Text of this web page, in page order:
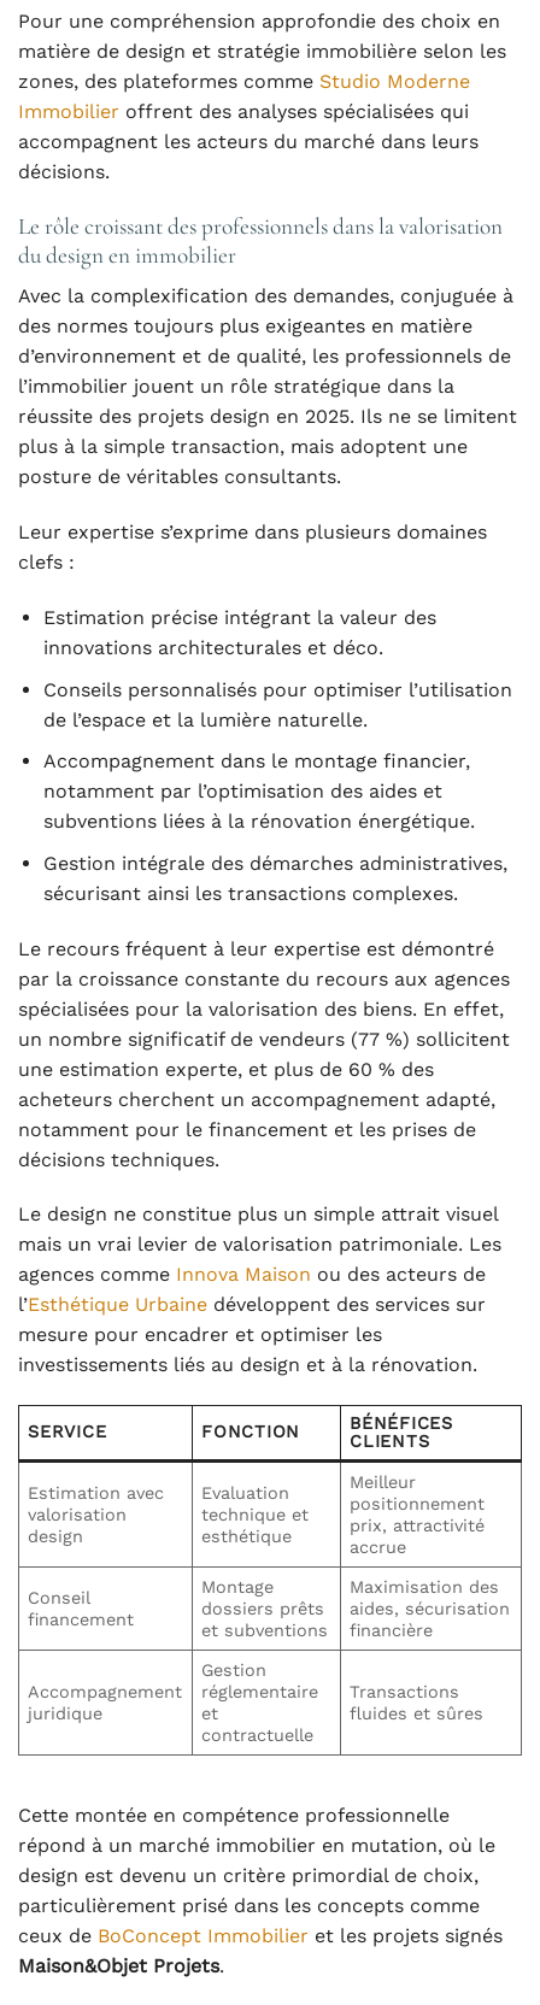
Pour une compréhension approfondie des choix en
matière de design et stratégie immobilière selon les
zones, des plateformes comme Studio Moderne
Immobilier offrent des analyses spécialisées qui
accompagnent les acteurs du marché dans leurs
décisions.
Le rôle croissant des professionnels dans la valorisation
du design en immobilier
Avec la complexification des demandes, conjuguée à
des normes toujours plus exigeantes en matière
d’environnement et de qualité, les professionnels de
l’immobilier jouent un rôle stratégique dans la
réussite des projets design en 2025. Ils ne se limitent
plus à la simple transaction, mais adoptent une
posture de véritables consultants.
Leur expertise s’exprime dans plusieurs domaines
clefs :
Estimation précise intégrant la valeur des
innovations architecturales et déco.
Conseils personnalisés pour optimiser l’utilisation
de l’espace et la lumière naturelle.
Accompagnement dans le montage financier,
notamment par l’optimisation des aides et
subventions liées à la rénovation énergétique.
Gestion intégrale des démarches administratives,
sécurisant ainsi les transactions complexes.
Le recours fréquent à leur expertise est démontré
par la croissance constante du recours aux agences
spécialisées pour la valorisation des biens. En effet,
un nombre significatif de vendeurs (77 %) sollicitent
une estimation experte, et plus de 60 % des
acheteurs cherchent un accompagnement adapté,
notamment pour le financement et les prises de
décisions techniques.
Le design ne constitue plus un simple attrait visuel
mais un vrai levier de valorisation patrimoniale. Les
agences comme Innova Maison ou des acteurs de
l’Esthétique Urbaine développent des services sur
mesure pour encadrer et optimiser les
investissements liés au design et à la rénovation.
SERVICE FONCTION
BÉNÉFICES
CLIENTS
Estimation avec
valorisation
design
Evaluation
technique et
esthétique
Meilleur
positionnement
prix, attractivité
accrue
Conseil
financement
Montage
dossiers prêts
et subventions
Maximisation des
aides, sécurisation
financière
Accompagnement
juridique
Gestion
réglementaire
et
contractuelle
Transactions
fluides et sûres
Cette montée en compétence professionnelle
répond à un marché immobilier en mutation, où le
design est devenu un critère primordial de choix,
particulièrement prisé dans les concepts comme
ceux de BoConcept Immobilier et les projets signés
Maison&Objet Projets.